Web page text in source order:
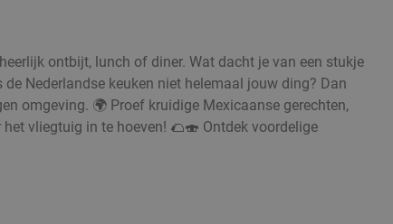
ontbijt, lunch of diner. Wat dacht je van een stukje
Nederlandse keuken niet helemaal jouw ding? Dan
omgeving. 🌍 Proef kruidige Mexicaanse gerechten,
vliegtuig in te hoeven! 🌮🍣 Ontdek voordelige